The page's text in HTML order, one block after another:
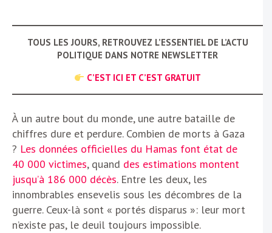
TOUS LES JOURS, RETROUVEZ L’ESSENTIEL DE L’ACTU
POLITIQUE DANS NOTRE NEWSLETTER
C’EST ICI ET C’EST GRATUIT
À un autre bout du monde, une autre bataille de
chiffres dure et perdure. Combien de morts à Gaza
? Les données officielles du Hamas font état de
40 000 victimes, quand des estimations montent
jusqu’à 186 000 décès. Entre les deux, les
innombrables ensevelis sous les décombres de la
guerre. Ceux-là sont « portés disparus »: leur mort
n’existe pas, le deuil toujours impossible.